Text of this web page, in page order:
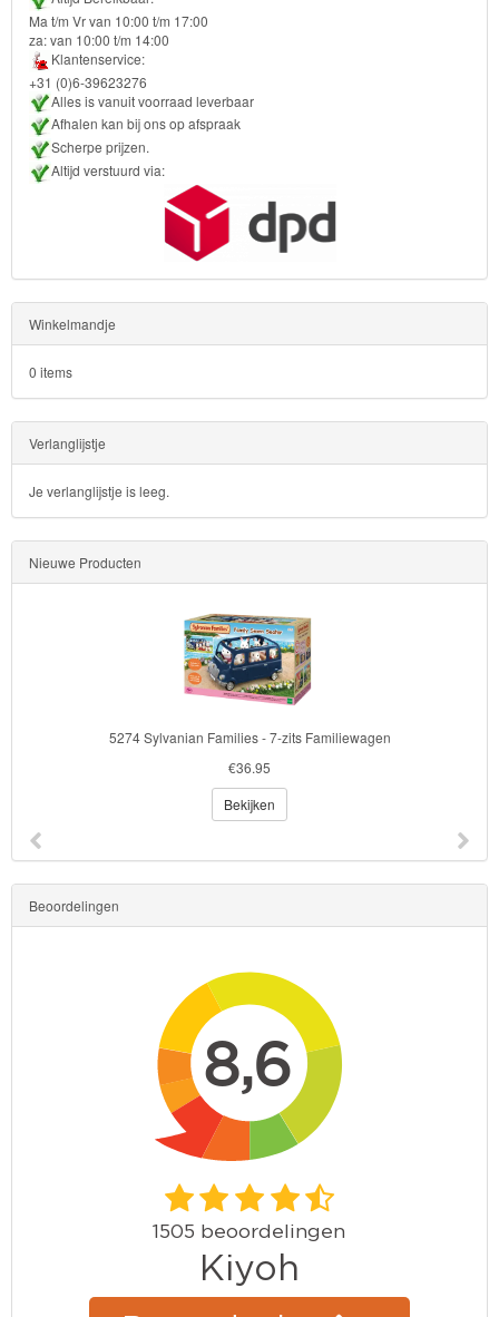
-
Diego
Hello
Kitty
Blaze
Minions
Ben
10
Fairies
Megabloks
Monster
High
Sofia
het
prinsesje
Ma t/m Vr van 10:00 t/m 17:00
za: van 10:00 t/m 14:00
Klantenservice:
+31 (0)6-39623276
Alles is vanuit voorraad leverbaar
Afhalen kan bij ons op afspraak
Scherpe prijzen.
Altijd verstuurd via:
Winkelmandje
0 items
Verlanglijstje
Je verlanglijstje is leeg.
Nieuwe Producten
5274 Sylvanian Families - 7-zits Familiewagen
€36.95
Bekijken
Beoordelingen